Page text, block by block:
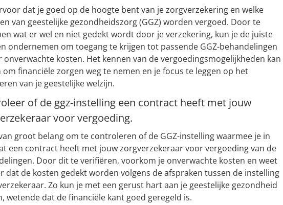
dat je goed op de hoogte bent van je zorgverzekering en welke
van geestelijke gezondheidszorg (GGZ) worden vergoed. Door te
wat er wel en niet gedekt wordt door je verzekering, kun je de juiste
ondernemen om toegang te krijgen tot passende GGZ-behandelingen
onverwachte kosten. Het kennen van de vergoedingsmogelijkheden kan
om financiële zorgen weg te nemen en je focus te leggen op het
van je geestelijke welzijn.
of de ggz-instelling een contract heeft met jouw
voor vergoeding.
groot belang om te controleren of de GGZ-instelling waarmee je in
een contract heeft met jouw zorgverzekeraar voor vergoeding van de
Door dit te verifiëren, voorkom je onverwachte kosten en weet
dat de kosten gedekt worden volgens de afspraken tussen de instelling
Zo kun je met een gerust hart aan je geestelijke gezondheid
wetende dat de financiële kant goed geregeld is.